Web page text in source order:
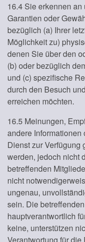
16.4 Sie erkennen
Garantien oder
bezüglich (a) Ihrer
Möglichkeit zu)
denen Sie über den
(b) oder bezüglich
und (c) spezifische
durch den Besuch
erreichen möchten.
16.5 Meinungen,
andere Informationen
Dienst zur Verfügung
werden, jedoch nicht
betreffenden
nicht
ungenau,
sein. Die
hauptverantwortlich
keine, unterstützen